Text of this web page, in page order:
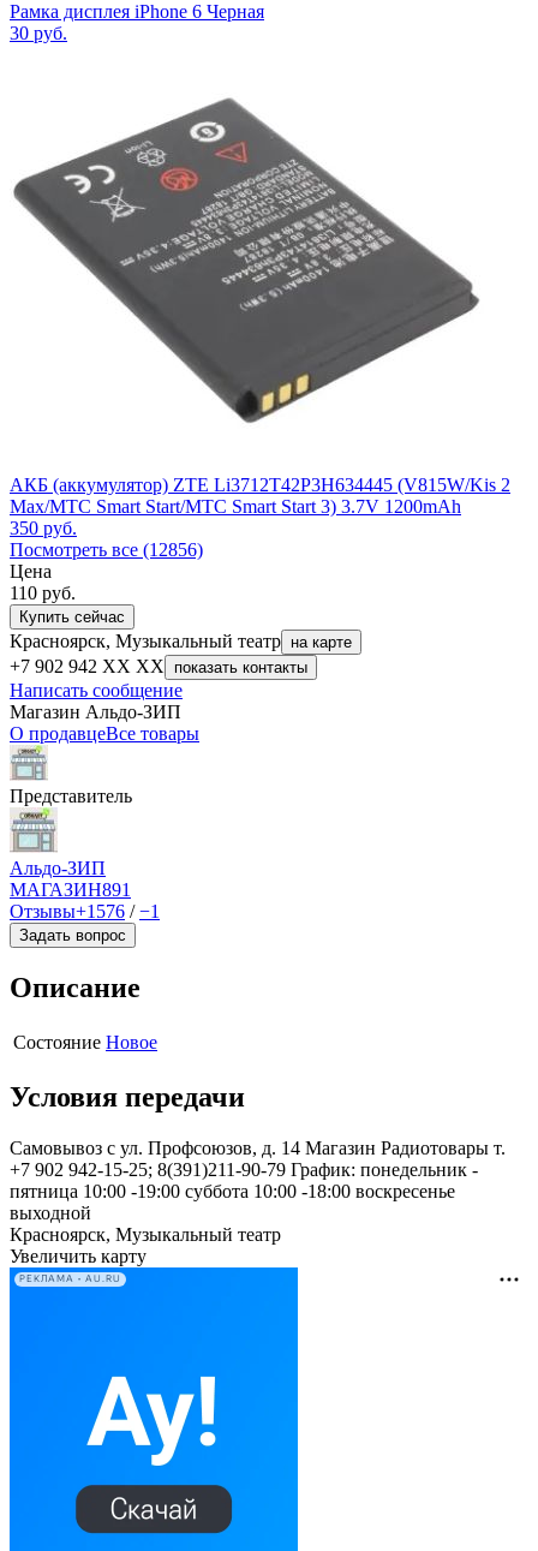
Рамка дисплея iPhone 6 Черная
30 руб.
АКБ (аккумулятор) ZTE Li3712T42P3H634445 (V815W/Kis 2
Max/МТС Smart Start/МТС Smart Start 3) 3.7V 1200mAh
350 руб.
Посмотреть все (12856)
Цена
110 руб.
Купить сейчас
Красноярск, Музыкальный театр на карте
+7 902 942 XX XX показать контакты
Написать сообщение
Магазин Альдо-ЗИП
О продавцеВсе товары
Представитель
Альдо-ЗИП
МАГАЗИН891
Отзывы+1576 /−1
Задать вопрос
Описание
Состояние Новое
Условия передачи
Самовывоз с ул. Профсоюзов, д. 14 Магазин Радиотовары т.
+7 902 942-15-25; 8(391)211-90-79 График: понедельник -
пятница 10:00 -19:00 суббота 10:00 -18:00 воскресенье
выходной
Красноярск, Музыкальный театр
Увеличить карту
РЕКЛАМА • AU.RU